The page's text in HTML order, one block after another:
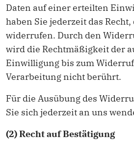
Daten auf einer erteilten
haben Sie jederzeit das
widerrufen. Durch den
wird die Rechtmäßigkeit der
Einwilligung bis zum
Verarbeitung nicht berührt.
Für die Ausübung des
Sie sich jederzeit an uns
(2) Recht auf Bestätigung